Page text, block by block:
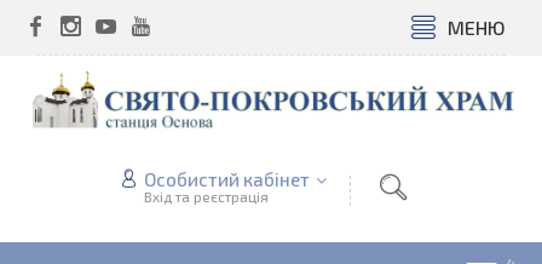
МЕНЮ
Особистий кабінет
Вхід та реєстрація